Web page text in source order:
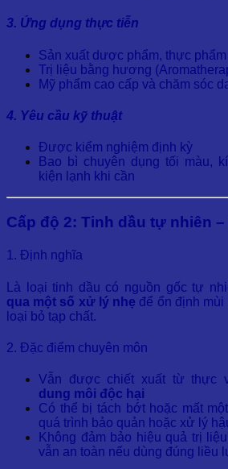
3. Ứng dụng thực tiễn
Sản xuất dược phẩm, thực
Trị liệu bằng hương
Mỹ phẩm cao cấp và chăm sóc
4. Yêu cầu kỹ thuật
Được kiểm nghiệm định kỳ
Bao bì chuyên dụng tối màu,
kiện lạnh khi cần
Cấp độ 2: Tinh dầu tự nhiên –
1. Định nghĩa
Là loại tinh dầu có nguồn gốc tự
qua một số xử lý nhẹ để ổn định
loại bỏ tạp chất.
2. Đặc điểm chuyên môn
Vẫn được chiết xuất từ thực
dung môi độc hại
Có thể bị tách bớt hoặc mất
quá trình bảo quản hoặc xử lý
Không đảm bảo hiệu quả trị
vẫn an toàn nếu dùng đúng liều